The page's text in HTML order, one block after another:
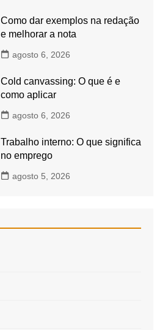
Como dar exemplos na redação
e melhorar a nota
agosto 6, 2026
Cold canvassing: O que é e
como aplicar
agosto 6, 2026
Trabalho interno: O que significa
no emprego
agosto 5, 2026